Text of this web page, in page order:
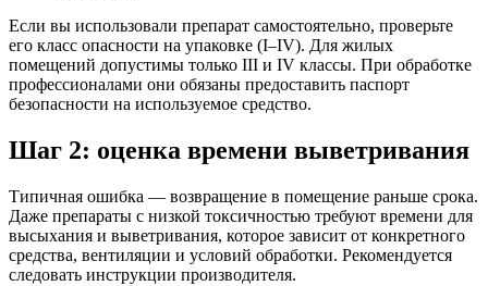
Если вы использовали препарат самостоятельно, проверьте
его класс опасности на упаковке (I–IV). Для жилых
помещений допустимы только III и IV классы. При обработке
профессионалами они обязаны предоставить паспорт
безопасности на используемое средство.
Шаг 2: оценка времени выветривания
Типичная ошибка — возвращение в помещение раньше срока.
Даже препараты с низкой токсичностью требуют времени для
высыхания и выветривания, которое зависит от конкретного
средства, вентиляции и условий обработки. Рекомендуется
следовать инструкции производителя.